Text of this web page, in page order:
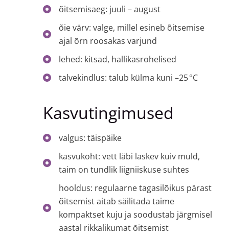
õitsemisaeg: juuli – august
õie värv: valge, millel esineb õitsemise
ajal õrn roosakas varjund
lehed: kitsad, hallikasrohelised
talvekindlus: talub külma kuni –25 °C
Kasvutingimused
valgus: täispäike
kasvukoht: vett läbi laskev kuiv muld,
taim on tundlik liigniiskuse suhtes
hooldus: regulaarne tagasilõikus pärast
õitsemist aitab säilitada taime
kompaktset kuju ja soodustab järgmisel
aastal rikkalikumat õitsemist